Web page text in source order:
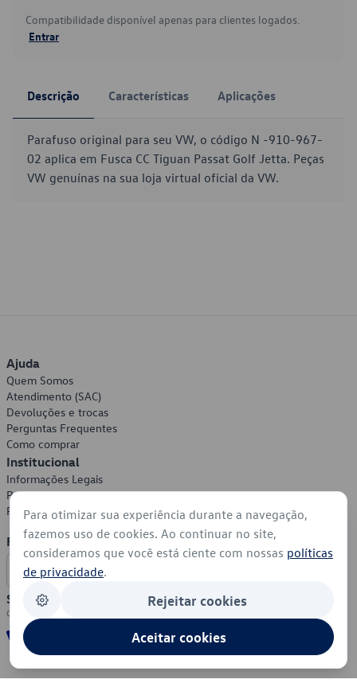
Compatibilidade disponível apenas para clientes logados.
Entrar
Descrição Características Aplicações
Parafuso original para seu VW, o código N -910-967-
02 aplica em Fusca CC Tiguan Passat Golf Jetta. Peças
VW genuínas na sua loja virtual oficial da VW.
Ajuda
Quem Somos
Atendimento (SAC)
Devoluções e trocas
Perguntas Frequentes
Como comprar
Institucional
Informações Legais
Política de Privacidade
Política de Cookies
Formas de Pagamento
Segurança
Para otimizar sua experiência durante a navegação,
fazemos uso de cookies. Ao continuar no site,
consideramos que você está ciente com nossas políticas
de privacidade.
Rejeitar cookies
Aceitar cookies